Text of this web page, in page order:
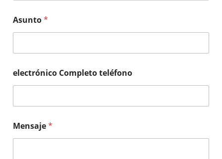
Asunto*
electrónico Completo teléfono
Mensaje*